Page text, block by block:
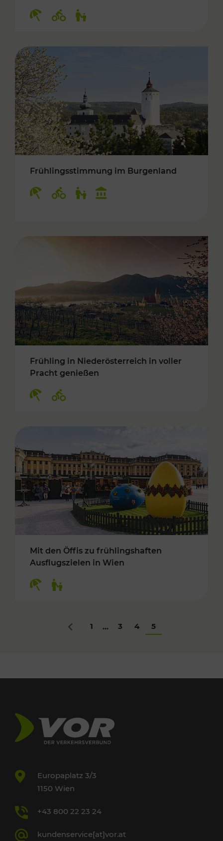
Frühlingsstimmung im Burgenland
Frühling in Niederösterreich in voller
Pracht genießen
Mit den Öffis zu frühlingshaften
Ausflugszielen in Wien
Zurück
1 ... 3 4 5
Europaplatz 3/3
1150 Wien
+43 800 22 23 24
kundenservice[at]vor.at